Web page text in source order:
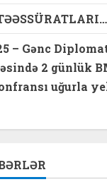
– Gənc
2 günlük
uğurla